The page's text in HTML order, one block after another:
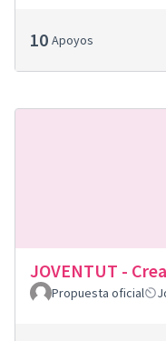
10 Apoyos
JOVENTUT -
Propuesta oficial